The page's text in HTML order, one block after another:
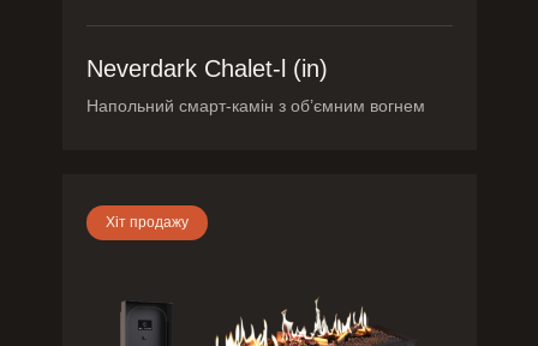
Neverdark Chalet-l (in)
Напольний смарт-камін з об’ємним вогнем
Хіт продажу